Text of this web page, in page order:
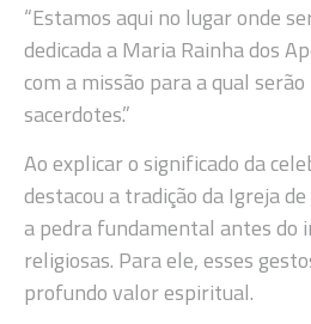
“Estamos aqui no lugar onde
dedicada a Maria Rainha dos
com a missão para a qual
sacerdotes.”
Ao explicar o significado da
destacou a tradição da Igreja
a pedra fundamental antes do
religiosas. Para ele, esses
profundo valor espiritual.